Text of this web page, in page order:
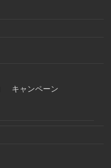
キャンペーン